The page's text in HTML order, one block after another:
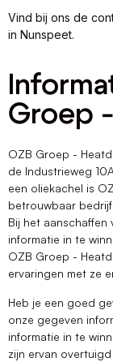
Vind bij ons de
in Nunspeet.
Groep
OZB Groep -
de Industrieweg
een oliekachel is
betrouwbaar
Bij het aanschaffen
informatie in te
OZB Groep -
ervaringen met ze
Heb je een goed
onze gegeven
informatie in te
zijn ervan